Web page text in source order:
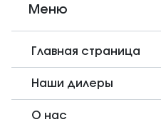
Меню
Главная страница
Наши дилеры
О нас